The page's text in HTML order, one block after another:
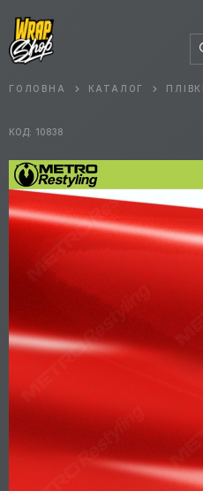
ГОЛОВНА КАТАЛОГ
КОД: 10838